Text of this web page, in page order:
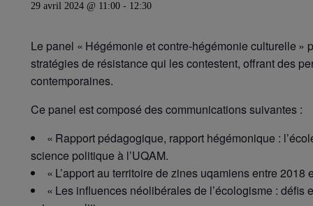
29 avril 2024 @ 11:00 - 12:30
Le panel « Hégémonie et contre-hégémonie culturelle
stratégies de résistance qui les contestent, offrant des
contemporaines.
Ce panel est composé des communications suivantes :
« Rapport pédagogique, rapport hégémonique :
science politique à l’UQAM.
« L’apport au territoire de zines uqamiens entre
« Les influences néolibérales de l’écologisme :